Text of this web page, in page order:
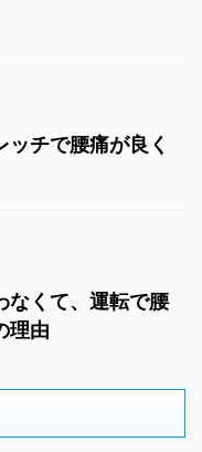
ッチで腰痛が良く
なくて、運転で腰
理由